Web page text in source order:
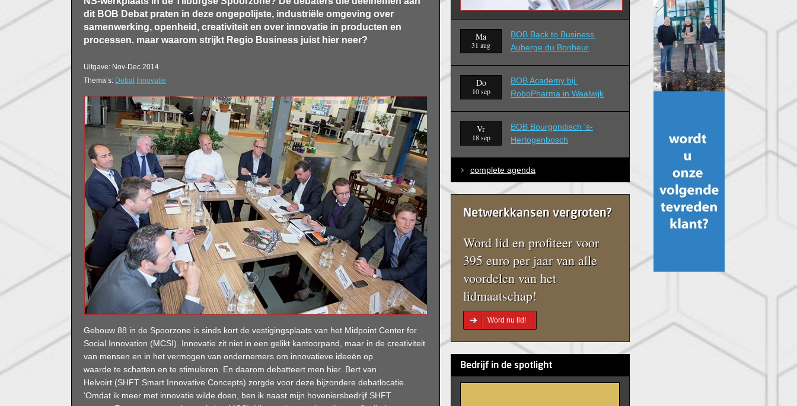
dit BOB Debat praten in deze ongepolijste, industriële omgeving over
samenwerking, openheid, creativiteit en over innovatie in producten en
processen. maar waarom strijkt Regio Business juist hier neer?
Uitgave: Nov-Dec 2014
Thema’s: Debat Innovatie
Gebouw 88 in de Spoorzone is sinds kort de vestigingsplaats van het Midpoint Center for
Social Innovation (MCSI). Innovatie zit niet in een gelikt kantoorpand, maar in de creativiteit
van mensen en in het vermogen van ondernemers om innovatieve ideeën op
waarde te schatten en te stimuleren. En daarom debatteert men hier. Bert van
Helvoirt (SHFT Smart Innovative Concepts) zorgde voor deze bijzondere debatlocatie.
‘Omdat ik meer met innovatie wilde doen, ben ik naast mijn hoveniersbedrijf SHFT
Ma
31 aug
BOB Back to Business
Auberge du Bonheur
Do
10 sep
BOB Academy bij
RoboPharma in Waalwijk
Vr
18 sep
BOB Bourgondisch 's-
Hertogenbosch
complete agenda
Netwerkkansen vergroten?
Word lid en profiteer voor
395 euro per jaar van alle
voordelen van het
lidmaatschap!
Word nu lid!
Bedrijf in de spotlight